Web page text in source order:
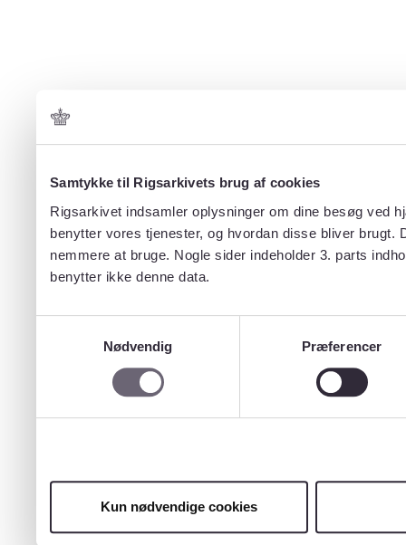
Samtykke til Rigsarkivets brug af cookies
Rigsarkivet indsamler oplysninger om dine besøg ved
benytter vores tjenester, og hvordan disse bliver
nemmere at bruge. Nogle sider indeholder 3. parts
benytter ikke denne data.
Nødvendig
Præferencer
Kun nødvendige cookies